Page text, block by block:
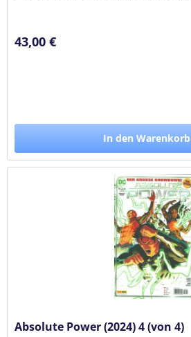
43,00 €
In den Warenkorb
Absolute Power (2024) 4 (von 4)